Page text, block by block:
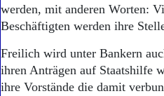
werden, mit anderen Worten:
Beschäftigten werden ihre
Freilich wird unter Bankern
ihren Anträgen auf Staatshilfe
ihre Vorstände die damit